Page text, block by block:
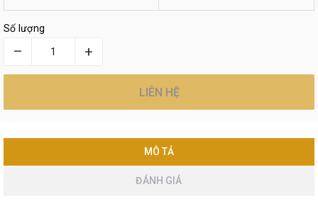
Số lượng
– +
LIÊN HỆ
MÔ TẢ
ĐÁNH GIÁ